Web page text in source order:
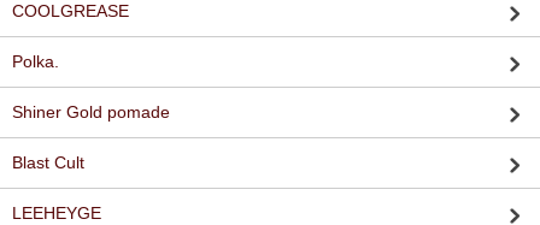
COOLGREASE
Polka.
Shiner Gold pomade
Blast Cult
LEEHEYGE